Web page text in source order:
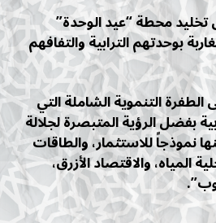
محطة “عيد الوحدة”
بوحدتهم الترابية والتفافهم
التنموية الشاملة التي
بفضل الرؤية المتبصرة لجلالة
نموذجاً للاستثمار، والطاقات
المياه، والاقتصاد الأزرق،